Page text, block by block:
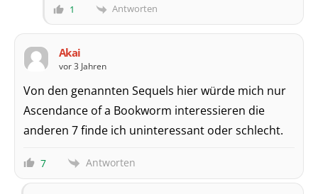
1 Antworten
Akai
vor 3 Jahren
Von den genannten Sequels hier würde mich nur
Ascendance of a Bookworm interessieren die
anderen 7 finde ich uninteressant oder schlecht.
7 Antworten